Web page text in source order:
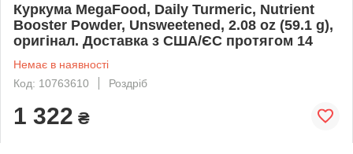
Куркума MegaFood, Daily Turmeric, Nutrient
Booster Powder, Unsweetened, 2.08 oz (59.1 g),
оригінал. Доставка з США/ЄС протягом 14
Немає в наявності
Код: 10763610
Роздріб
1 322 ₴